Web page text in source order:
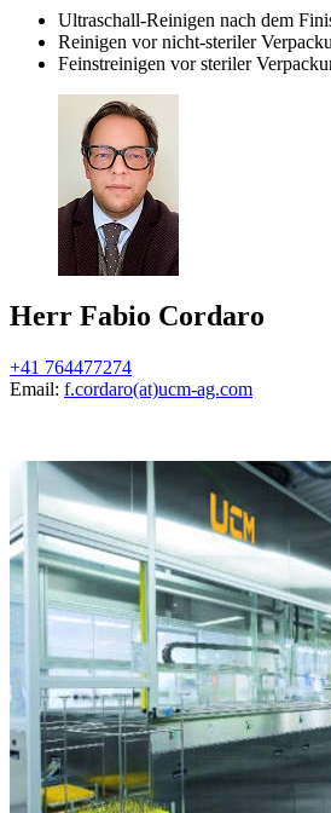
Ultraschall-Reinigen nach dem
Reinigen vor nicht-steriler
Feinstreinigen vor steriler
Herr Fabio Cordaro
+41 764477274
Email: f.cordaro(at)ucm-ag.com